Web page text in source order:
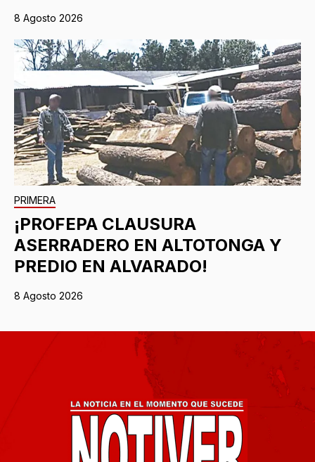
8 Agosto 2026
PRIMERA
¡PROFEPA CLAUSURA
ASERRADERO EN ALTOTONGA Y
PREDIO EN ALVARADO!
8 Agosto 2026